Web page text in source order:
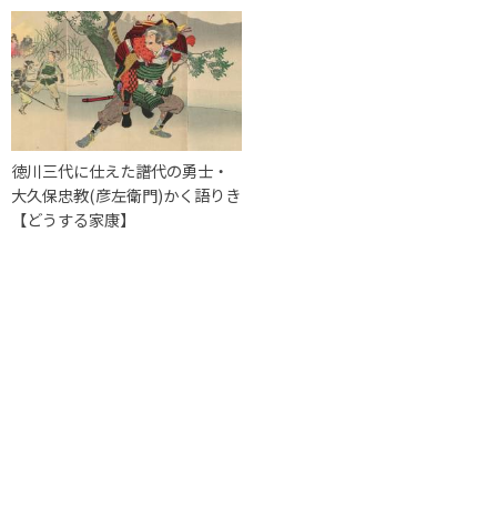
徳川三代に仕えた譜代の勇士・
大久保忠教(彦左衛門)かく語りき
【どうする家康】